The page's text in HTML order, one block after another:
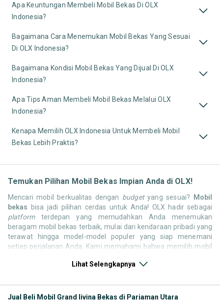
Apa Keuntungan Membeli Mobil Bekas Di OLX
Indonesia?
Bagaimana Cara Menemukan Mobil Bekas Yang Sesuai
Di OLX Indonesia?
Bagaimana Kondisi Mobil Bekas Yang Dijual Di OLX
Indonesia?
Apa Tips Aman Membeli Mobil Bekas Melalui OLX
Indonesia?
Kenapa Memilih OLX Indonesia Untuk Membeli Mobil
Bekas Lebih Praktis?
Temukan Pilihan Mobil Bekas Impian Anda di OLX!
Mencari mobil berkualitas dengan budgetyang sesuai? Mobil
bekas bisa jadi pilihan cerdas untuk Anda! OLX hadir sebagai
platformterdepan yang memudahkan Anda menemukan
beragam mobil bekas terbaik, mulai dari kendaraan pribadi yang
terawat hingga model-model populer yang siap menemani
setiap perjalanan Anda. Kami memahami bahwa memilih mobil
ribuan daftar dari penjual terpercaya di seluruh Indonesia.
dengan gaya hidup, kebutuhan, danbudgetAnda!
Lihat Selengkapnya
Jual Beli Mobil Grand livina Bekas di Pariaman Utara